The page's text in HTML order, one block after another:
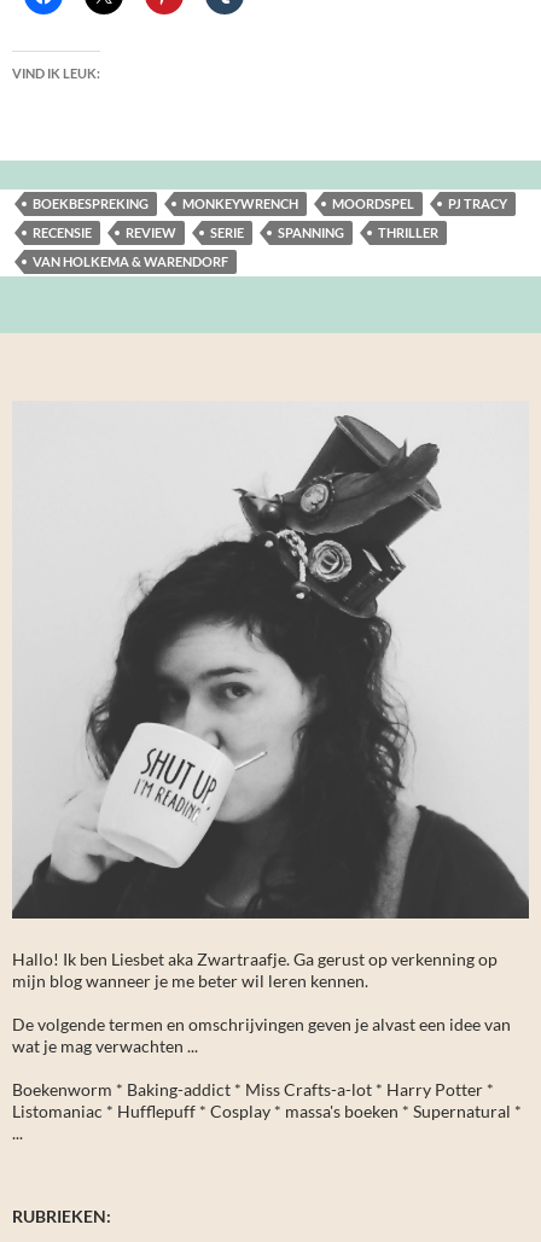
VIND IK LEUK:
BOEKBESPREKING MONKEYWRENCH MOORDSPEL
PJ TRACY
RECENSIE
REVIEW SERIE SPANNING
THRILLER
VAN HOLKEMA & WARENDORF
Hallo! Ik ben Liesbet aka Zwartraafje. Ga gerust op verkenning op
mijn blog wanneer je me beter wil leren kennen.
De volgende termen en omschrijvingen geven je alvast een idee van
wat je mag verwachten ...
Boekenworm * Baking-addict * Miss Crafts-a-lot * Harry Potter *
Listomaniac * Hufflepuff * Cosplay * massa's boeken * Supernatural *
...
RUBRIEKEN: